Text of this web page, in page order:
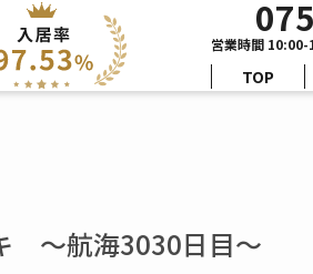
営業時間 10:00-
TOP
～航海3030日目～